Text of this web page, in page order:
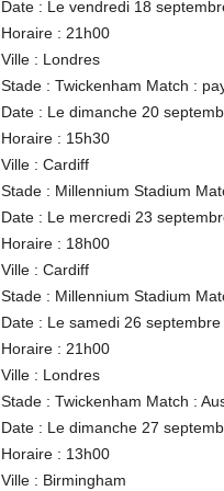
Date : Le vendredi 18
Horaire : 21h00
Ville : Londres
Stade : Twickenham Match :
Date : Le dimanche 20
Horaire : 15h30
Ville : Cardiff
Stade : Millennium Stadium
Date : Le mercredi 23
Horaire : 18h00
Ville : Cardiff
Stade : Millennium Stadium
Date : Le samedi 26 septembre
Horaire : 21h00
Ville : Londres
Stade : Twickenham Match :
Date : Le dimanche 27
Horaire : 13h00
Ville : Birmingham